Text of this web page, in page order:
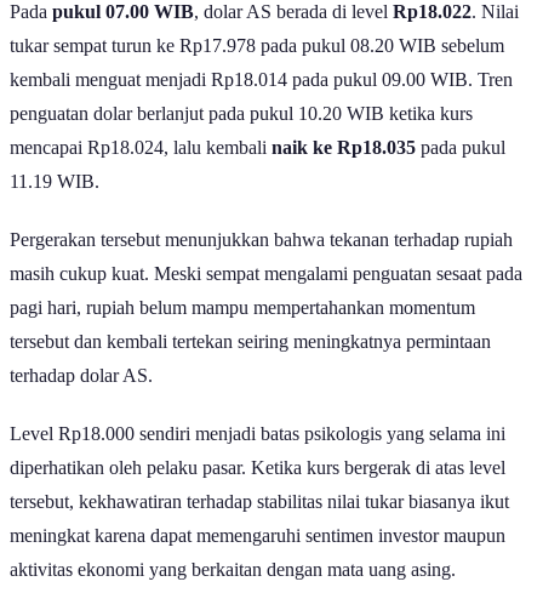
Pada pukul 07.00 WIB, dolar AS berada di level Rp18.022. Nilai
tukar sempat turun ke Rp17.978 pada pukul 08.20 WIB sebelum
kembali menguat menjadi Rp18.014 pada pukul 09.00 WIB. Tren
penguatan dolar berlanjut pada pukul 10.20 WIB ketika kurs
mencapai Rp18.024, lalu kembali naik ke Rp18.035 pada pukul
11.19 WIB.
Pergerakan tersebut menunjukkan bahwa tekanan terhadap rupiah
masih cukup kuat. Meski sempat mengalami penguatan sesaat pada
pagi hari, rupiah belum mampu mempertahankan momentum
tersebut dan kembali tertekan seiring meningkatnya permintaan
terhadap dolar AS.
Level Rp18.000 sendiri menjadi batas psikologis yang selama ini
diperhatikan oleh pelaku pasar. Ketika kurs bergerak di atas level
tersebut, kekhawatiran terhadap stabilitas nilai tukar biasanya ikut
meningkat karena dapat memengaruhi sentimen investor maupun
aktivitas ekonomi yang berkaitan dengan mata uang asing.